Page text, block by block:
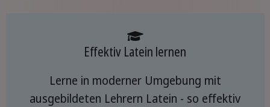
Effektiv Latein lernen
Lerne in moderner Umgebung mit
ausgebildeten Lehrern Latein - so effektiv